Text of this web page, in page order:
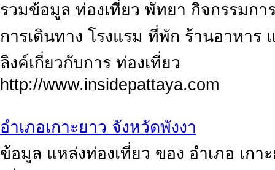
รวมข้อมูล ท่องเที่ยว พัทยา กิจกรรมก
การเดินทาง โรงแรม ที่พัก ร้านอาหาร
ลิงค์เกี่ยวกับการ ท่องเที่ยว
http://www.insidepattaya.com
อำเภอเกาะยาว จังหวัดพังงา
ข้อมูล แหล่งท่องเที่ยว ของ อำเภอ เก